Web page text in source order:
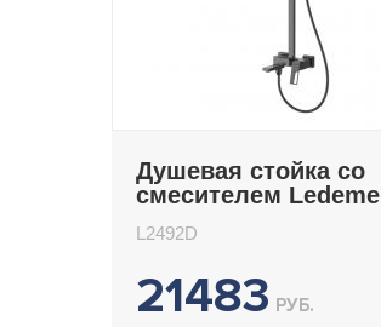
Душевая стойка со
смесителем Ledeme
L2492D
21483 РУБ.